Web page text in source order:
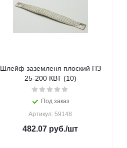
Шлейф заземленя плоский ПЗ
25-200 КВТ (10)
Под заказ
Артикул: 59148
482.07 руб./шт